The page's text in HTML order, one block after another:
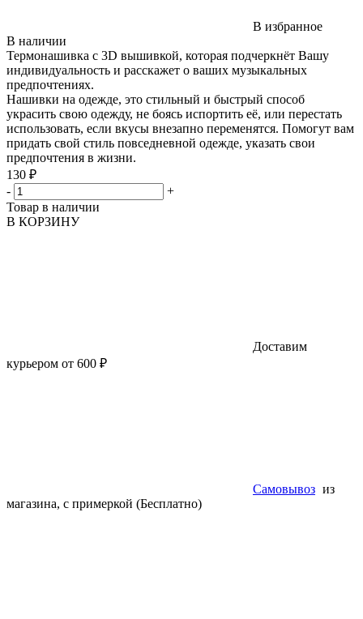
В избранное
В наличии
Термонашивка с 3D вышивкой, которая подчеркнёт Вашу
индивидуальность и расскажет о ваших музыкальных
предпочтениях.
Нашивки на одежде, это стильный и быстрый способ
украсить свою одежду, не боясь испортить её, или перестать
использовать, если вкусы внезапно переменятся. Помогут вам
придать свой стиль повседневной одежде, указать свои
предпочтения в жизни.
130 ₽
-
+
Товар в наличии
В КОРЗИНУ
Доставим
курьером от 600 ₽
Самовывоз из
магазина, с примеркой (Бесплатно)